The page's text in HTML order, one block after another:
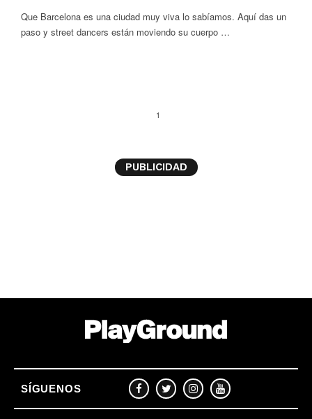
Que Barcelona es una ciudad muy viva lo sabíamos. Aquí das un
paso y street dancers están moviendo su cuerpo …
1
PUBLICIDAD
SÍGUENOS